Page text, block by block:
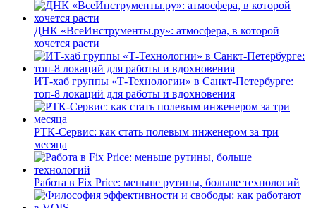
ДНК «ВсеИнструменты.ру»: атмосфера, в которой
хочется расти
ИТ-хаб группы «Т-Технологии» в Санкт-Петербурге:
топ-8 локаций для работы и вдохновения
РТК-Сервис: как стать полевым инженером за три
месяца
Работа в Fix Price: меньше рутины, больше технологий